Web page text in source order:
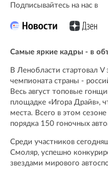
Подписывайтесь на нас в
Самые яркие кадры - в
В Ленобласти стартовал V
чемпионата страны -
Весь август топовые
площадке «Игора Драйв»,
места. Всего в этом
порядка 150 гоночных
Среди участников
Смоляр, успешно
звездами мирового